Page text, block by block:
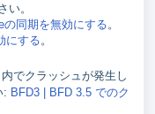
い。
の同期を無効にする。
にする。
でクラッシュが発生し
: BFD3 | BFD 3.5 でのク